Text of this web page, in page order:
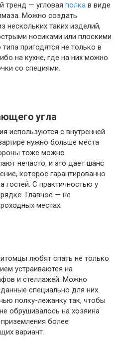
тренд — угловая полка в виде
Можно создать
нескольких таких изделий,
носиками или плоскими
пригодятся не только в
на кухне, где на них можно
со специями.
угла
используются с внутренней
нужно больше места
тоже можно
нечасто, и это дает шанс
которое гарантированно
гостей. С практичностью у
Главное — не
местах.
любят спать не только
устраиваются на
и стеллажей. Можно
специально для них.
полку-лежанку так, чтобы
обрушивалось на хозяина
более
вариант.